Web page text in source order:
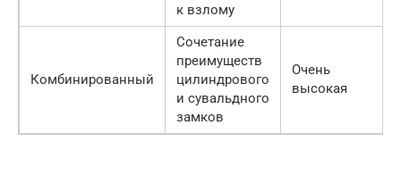
к взлому
Комбинированный
Сочетание
преимуществ
цилиндрового
и сувальдного
замков
Очень
высокая